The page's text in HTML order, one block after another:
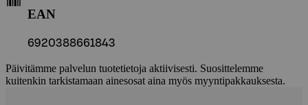
EAN
6920388661843
Päivitämme palvelun tuotetietoja aktiivisesti. Suosittelemme
kuitenkin tarkistamaan ainesosat aina myös myyntipakkauksesta.